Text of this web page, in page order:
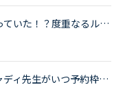
生徒の学習意欲が予測をはるかに上回っていた！？度重なるルール変更は、目指していたビジネスモデルが成り立たなかった証ではないでしょうか。「〇〇放題」で会社が利益を上げるには、絶妙な価格設定、コストの...
無理なお願いとわかっていますが、チャディ先生がいつ予約枠あけているのか、だれかおしえてください!!夜シフトになってから一回も会えないので。ファミリー会員のこどもたちも一目会いたいといってます。お願い...